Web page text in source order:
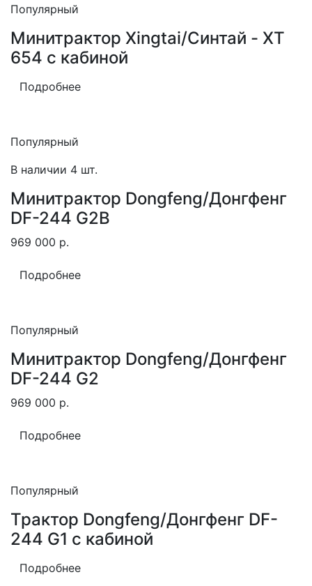
Популярный
Минитрактор Xingtai/Синтай - XT
654 с кабиной
Подробнее
Популярный
В наличии 4 шт.
Минитрактор Dongfeng/Донгфенг
DF-244 G2B
969 000 р.
Подробнее
Популярный
Минитрактор Dongfeng/Донгфенг
DF-244 G2
969 000 р.
Подробнее
Популярный
Трактор Dongfeng/Донгфенг DF-
244 G1 с кабиной
Подробнее